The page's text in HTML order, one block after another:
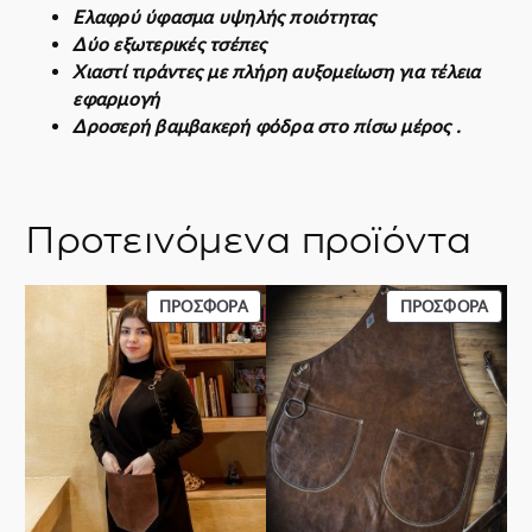
σ
ό
τ
η
τ
Ελαφρύ ύφασμα υψηλής ποιότητας
Δύο εξωτερικές τσέπες
Χιαστί τιράντες με πλήρη αυξομείωση για τέλεια
εφαρμογή
Δροσερή βαμβακερή φόδρα στο πίσω μέρος .
Προτεινόμενα προϊόντα
ΠΡΟΣΦΟΡΆΠΡΟΪΌΝ
ΣΕ
ΠΡΟΣΦΟΡΆ
ΠΡΟΣΦΟΡΆ
ΣΕ